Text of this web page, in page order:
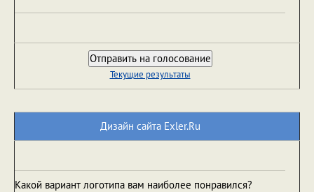
Текущие результаты
Дизайн сайта Exler.Ru
Какой вариант логотипа вам наиболее понравился?